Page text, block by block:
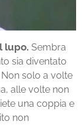
lupo. Sembra
sia diventato
solo a volte
alle volte non
una coppia e
non